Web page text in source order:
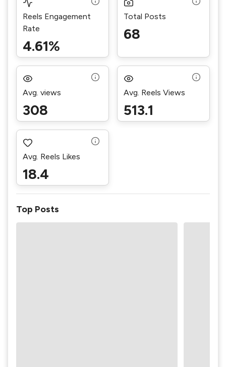
Reels Engagement
Rate
4.61%
Total Posts
68
Avg. views
308
Avg. Reels Views
513.1
Avg. Reels Likes
18.4
Top Posts